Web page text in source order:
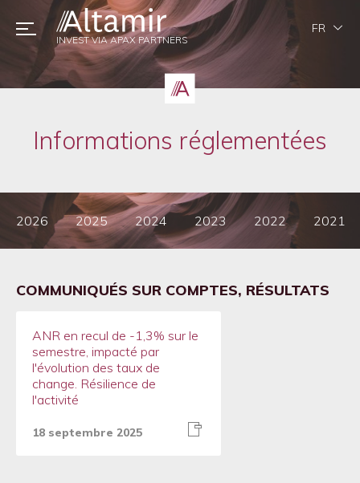
Informations réglementées
2026 2025 2024 2023 2022 2021
COMMUNIQUÉS SUR COMPTES, RÉSULTATS
ANR en recul de -1,3% sur le
semestre, impacté par
l'évolution des taux de
change. Résilience de
l'activité
18 septembre 2025
INVEST VIA APAX PARTNERS
FR